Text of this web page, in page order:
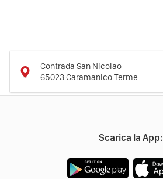
Contrada San Nicolao
65023Caramanico Terme
Scarica la App: